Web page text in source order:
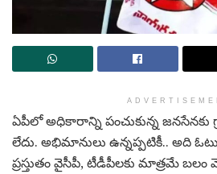
ఏపీలో అధికారాన్ని పంచుకున్న
లేదు. అభిమానులు ఉన్న‌ప్ప‌టికీ.. అది ఓటు
ప్ర‌స్తుతం వైసీపీ, టీడీపీల‌కు మాత్ర‌మే